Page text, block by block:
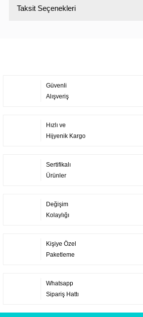
Taksit Seçenekleri
Güvenli
Alışveriş
Hızlı ve
Hijyenik Kargo
Sertifikalı
Ürünler
Değişim
Kolaylığı
Kişiye Özel
Paketleme
Whatsapp
Sipariş Hattı